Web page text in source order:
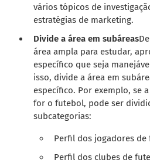
vários tópicos de
estratégias de marketing.
Divide a área em subáreas
área ampla para estudar,
específico que seja
isso, divide a área em
específico. Por exemplo, se
for o futebol, pode ser
subcategorias:
Perfil dos jogadores de
Perfil dos clubes de